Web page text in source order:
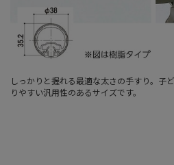
しっかりと握れる最適な太さの手すり。子
りやすい汎用性のあるサイズです。